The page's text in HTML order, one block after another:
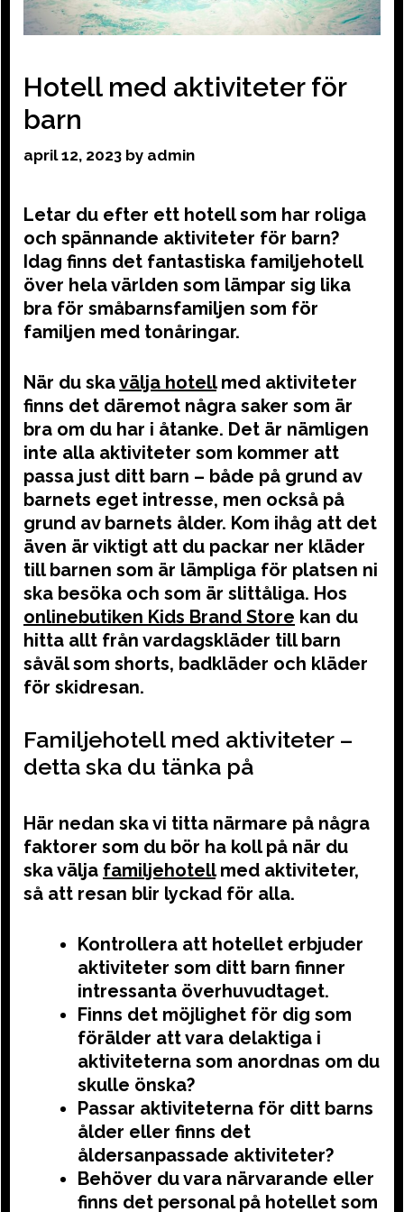
Hotell med aktiviteter för
barn
april 12, 2023 by admin
Letar du efter ett hotell som har roliga
och spännande aktiviteter för barn?
Idag finns det fantastiska familjehotell
över hela världen som lämpar sig lika
bra för småbarnsfamiljen som för
familjen med tonåringar.
När du skavälja hotellmed aktiviteter
finns det däremot några saker som är
bra om du har i åtanke. Det är nämligen
inte alla aktiviteter som kommer att
passa just ditt barn – både på grund av
barnets eget intresse, men också på
grund av barnets ålder. Kom ihåg att det
även är viktigt att du packar ner kläder
till barnen som är lämpliga för platsen ni
ska besöka och som är slittåliga. Hos
onlinebutiken Kids Brand Store kan du
hitta allt från vardagskläder till barn
såväl som shorts, badkläder och kläder
för skidresan.
Familjehotell med aktiviteter –
detta ska du tänka på
Här nedan ska vi titta närmare på några
faktorer som du bör ha koll på när du
ska välja familjehotellmed aktiviteter,
så att resan blir lyckad för alla.
Kontrollera att hotellet erbjuder
aktiviteter som ditt barn finner
intressanta överhuvudtaget.
Finns det möjlighet för dig som
förälder att vara delaktiga i
aktiviteterna som anordnas om du
skulle önska?
Passar aktiviteterna för ditt barns
ålder eller finns det
åldersanpassade aktiviteter?
Behöver du vara närvarande eller
finns det personal på hotellet som